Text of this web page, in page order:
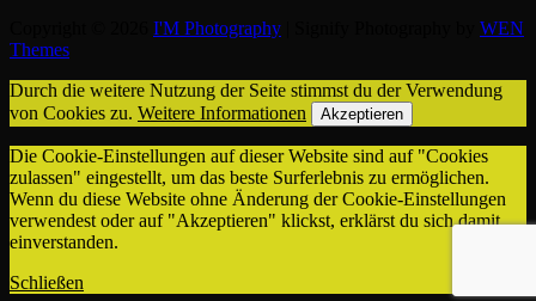
I'M Photography
WEN
Themes
Durch die weitere Nutzung der Seite stimmst du der Verwendung
von Cookies zu. Weitere Informationen Akzeptieren
Die Cookie-Einstellungen auf dieser Website sind auf "Cookies
zulassen" eingestellt, um das beste Surferlebnis zu ermöglichen.
Wenn du diese Website ohne Änderung der Cookie-Einstellungen
verwendest oder auf "Akzeptieren" klickst, erklärst du sich damit
einverstanden.
Schließen